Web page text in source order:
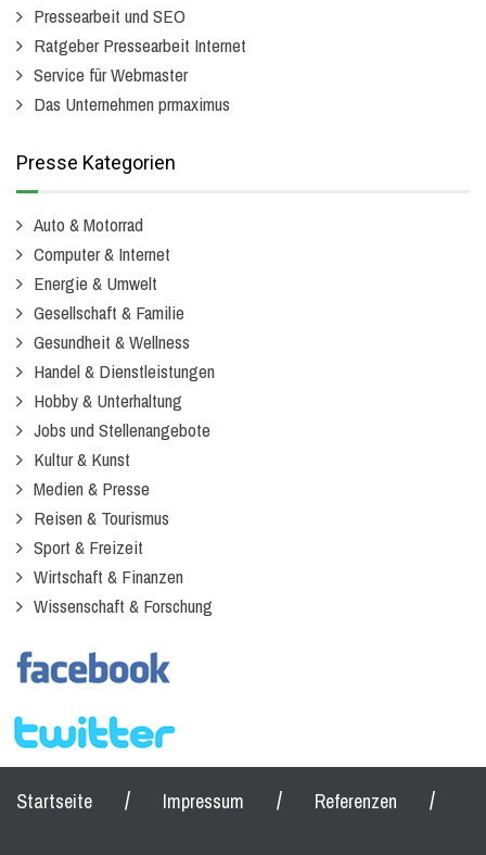
Pressearbeit und SEO
Ratgeber Pressearbeit Internet
Service für Webmaster
Das Unternehmen prmaximus
Presse Kategorien
Auto & Motorrad
Computer & Internet
Energie & Umwelt
Gesellschaft & Familie
Gesundheit & Wellness
Handel & Dienstleistungen
Hobby & Unterhaltung
Jobs und Stellenangebote
Kultur & Kunst
Medien & Presse
Reisen & Tourismus
Sport & Freizeit
Wirtschaft & Finanzen
Wissenschaft & Forschung
Startseite / Impressum / Referenzen /